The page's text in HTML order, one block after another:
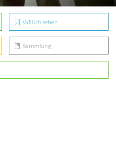
Will ich sehen
Sammlung